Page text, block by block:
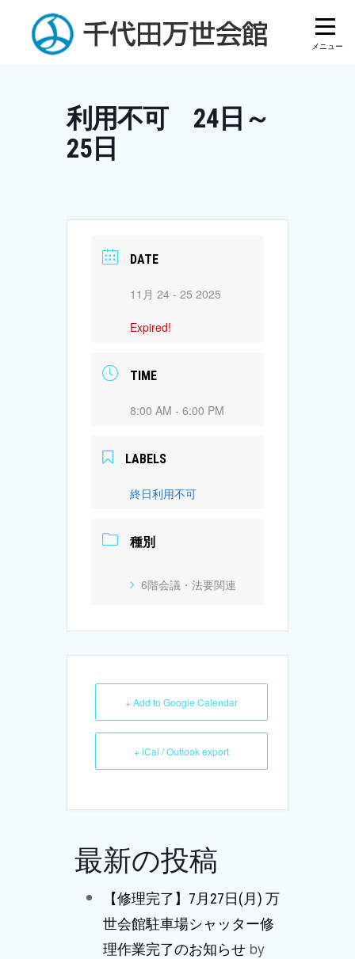
content
利用不可 24日～
25日
DATE
11月 24 - 25 2025
Expired!
TIME
8:00 AM - 6:00 PM
LABELS
終日利用不可
種別
6階会議・法要関連
+ Add to Google Calendar
+ iCal / Outlook export
最新の投稿
【修理完了】7月27日(月) 万
世会館駐車場シャッター修
理作業完了のお知らせ by